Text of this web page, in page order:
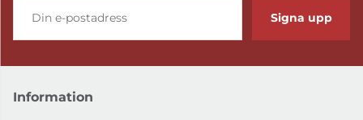
Signa upp
Information